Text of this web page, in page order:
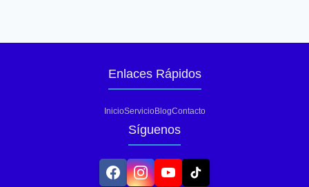
Enlaces Rápidos
InicioServicioBlogContacto
Síguenos